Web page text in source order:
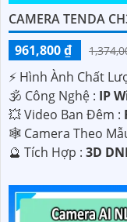
CAMERA TENDA
961,800 ₫
️⚡ Hình Ành Chất
🕉️ Công Nghệ : IP
💥 Video Ban Đêm :
🕸️ Camera Theo
️🔮 Tích Hợp : 3D